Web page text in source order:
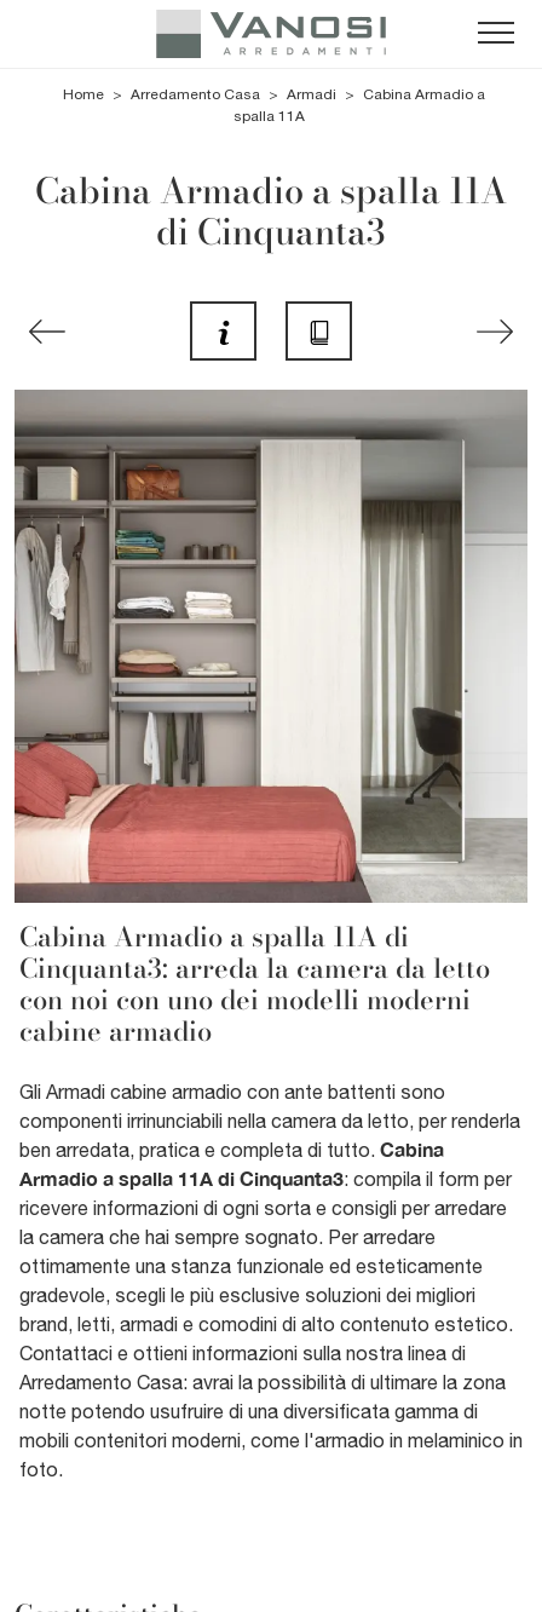
Home > Arredamento Casa > Armadi >
Cabina Armadio a
spalla 11A
Cabina Armadio a spalla 11A
di Cinquanta3
Cabina Armadio a spalla 11A di
Cinquanta3: arreda la camera da letto
con noi con uno dei modelli moderni
cabine armadio
Gli Armadi cabine armadio con ante battenti sono
componenti irrinunciabili nella camera da letto, per renderla
ben arredata, pratica e completa di tutto. Cabina
Armadio a spalla 11A di Cinquanta3: compila il form per
ricevere informazioni di ogni sorta e consigli per arredare
la camera che hai sempre sognato. Per arredare
ottimamente una stanza funzionale ed esteticamente
gradevole, scegli le più esclusive soluzioni dei migliori
brand, letti, armadi e comodini di alto contenuto estetico.
Contattaci e ottieni informazioni sulla nostra linea di
Arredamento Casa: avrai la possibilità di ultimare la zona
notte potendo usufruire di una diversificata gamma di
mobili contenitori moderni, come l'armadio in melaminico in
foto.